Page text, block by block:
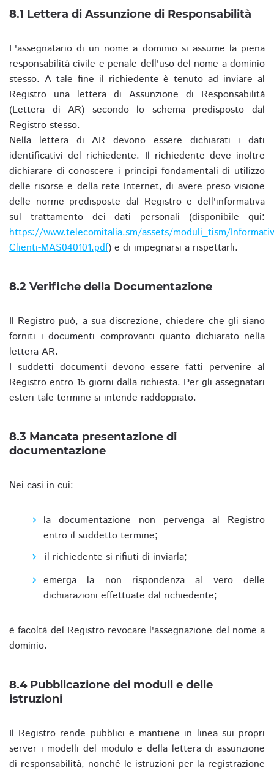
8.1 Lettera di Assunzione di Responsabilità
L'assegnatario di un nome a dominio si assume la piena
responsabilità civile e penale dell'uso del nome a dominio
stesso. A tale fine il richiedente è tenuto ad inviare al
Registro una lettera di Assunzione di Responsabilità
(Lettera di AR) secondo lo schema predisposto dal
Registro stesso.
Nella lettera di AR devono essere dichiarati i dati
identificativi del richiedente. Il richiedente deve inoltre
dichiarare di conoscere i principi fondamentali di utilizzo
delle risorse e della rete Internet, di avere preso visione
delle norme predisposte dal Registro e dell'informativa
sul trattamento dei dati personali (disponibile qui:
https://www.telecomitalia.sm/assets/moduli_tism/
Clienti-MAS040101.pdf) e di impegnarsi a rispettarli.
8.2 Verifiche della Documentazione
Il Registro può, a sua discrezione, chiedere che gli siano
forniti i documenti comprovanti quanto dichiarato nella
lettera AR.
I suddetti documenti devono essere fatti pervenire al
Registro entro 15 giorni dalla richiesta. Per gli assegnatari
esteri tale termine si intende raddoppiato.
8.3 Mancata presentazione di
documentazione
Nei casi in cui:
la documentazione non pervenga al Registro
entro il suddetto termine;
il richiedente si rifiuti di inviarla;
emerga la non rispondenza al vero delle
dichiarazioni effettuate dal richiedente;
è facoltà del Registro revocare l'assegnazione del nome a
dominio.
8.4 Pubblicazione dei moduli e delle
istruzioni
Il Registro rende pubblici e mantiene in linea sui propri
server i modelli del modulo e della lettera di assunzione
di responsabilità, nonché le istruzioni per la registrazione